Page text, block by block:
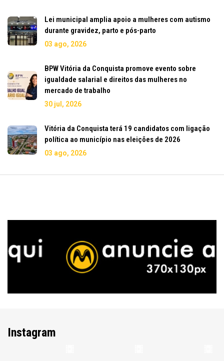
Lei municipal amplia apoio a mulheres com autismo
durante gravidez, parto e pós-parto
03 ago, 2026
BPW Vitória da Conquista promove evento sobre
igualdade salarial e direitos das mulheres no
mercado de trabalho
30 jul, 2026
Vitória da Conquista terá 19 candidatos com ligação
política ao município nas eleições de 2026
03 ago, 2026
Instagram